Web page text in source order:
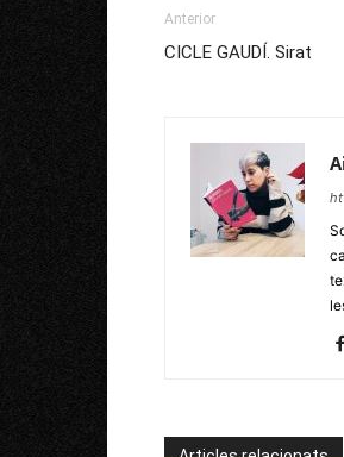
Anterior
CICLE GAUDÍ. Sirat